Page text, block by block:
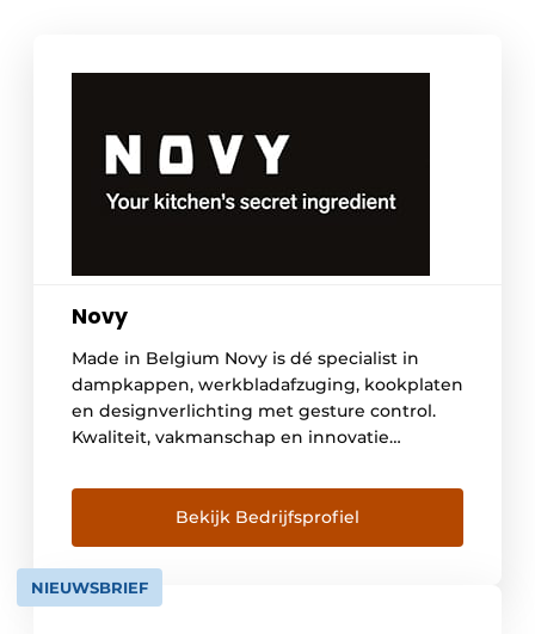
Novy
Made in Belgium Novy is dé specialist in
dampkappen, werkbladafzuging, kookplaten
en designverlichting met gesture control.
Kwaliteit, vakmanschap en innovatie
bedrijf. De ontwikkeling en productie
gebeuren in Kuurne, West-Vlaanderen.
Vandaag werken er bij Novy zo’n
driehonderd mensen en is het bedrijf
marktleider op vlak van dampkappen in
Bekijk Bedrijfsprofiel
NIEUWSBRIEF